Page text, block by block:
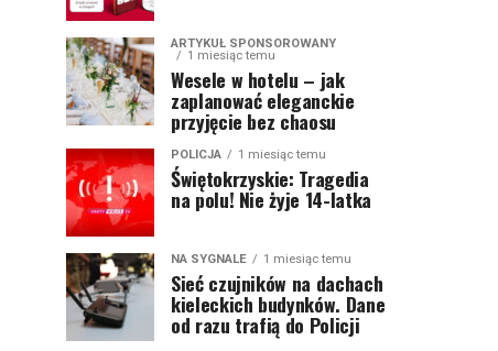
ARTYKUŁ SPONSOROWANY
1 miesiąc temu
Wesele w hotelu – jak
zaplanować eleganckie
przyjęcie bez chaosu
POLICJA 1 miesiąc temu
Świętokrzyskie: Tragedia
na polu! Nie żyje 14-latka
NA SYGNALE 1 miesiąc temu
Sieć czujników na dachach
kieleckich budynków. Dane
od razu trafią do Policji